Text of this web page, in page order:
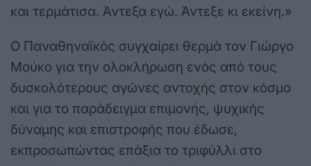
και τερμάτισα. Άντεξα εγώ. Άντεξε κι εκείνη.»
Ο Παναθηναϊκός συγχαίρει θερμά τον Γιώργο
Μούκο για την ολοκλήρωση ενός από τους
δυσκολότερους αγώνες αντοχής στον κόσμο
και για το παράδειγμα επιμονής, ψυχικής
δύναμης και επιστροφής που έδωσε,
εκπροσωπώντας επάξια το τριφύλλι στο